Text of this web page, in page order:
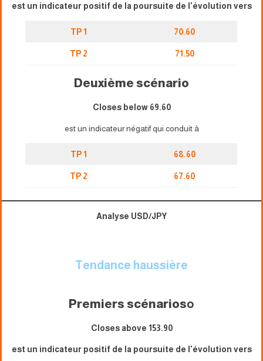
est un indicateur positif de la poursuite de l'évolution vers
TP 1 70.60
TP 2 71.50
Deuxième scénario
Closes below 69.60
est un indicateur négatif qui conduit à
TP 1 68.60
TP 2 67.60
Analyse USD/JPY
Tendance haussière
Premiers scénarioso
Closes above 153.90
est un indicateur positif de la poursuite de l'évolution vers